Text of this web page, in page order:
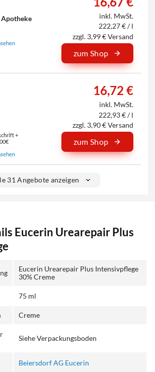
inkl. MwSt.
222,27 € / l
zzgl. 3,99 € Versand
zum Shop
+
16,72 €
inkl. MwSt.
222,93 € / l
zzgl. 3,90 € Versand
zum Shop
31 Angebote anzeigen
Eucerin Urearepair Plus
Eucerin Urearepair Plus Intensivpflege
30% Creme
75 ml
Creme
Siehe Verpackungsboden
Beiersdorf AG Eucerin